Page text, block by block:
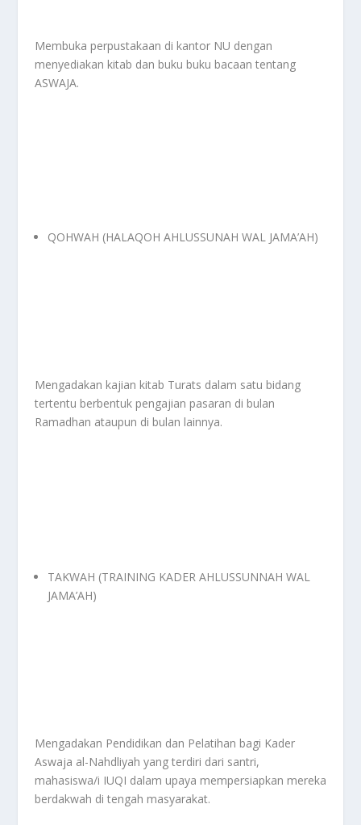
Membuka perpustakaan di kantor NU dengan
menyediakan kitab dan buku buku bacaan tentang
ASWAJA.
QOHWAH (HALAQOH AHLUSSUNAH WAL JAMA’AH)
Mengadakan kajian kitab Turats dalam satu bidang
tertentu berbentuk pengajian pasaran di bulan
Ramadhan ataupun di bulan lainnya.
TAKWAH (TRAINING KADER AHLUSSUNNAH WAL
JAMA’AH)
Mengadakan Pendidikan dan Pelatihan bagi Kader
Aswaja al-Nahdliyah yang terdiri dari santri,
mahasiswa/i IUQI dalam upaya mempersiapkan mereka
berdakwah di tengah masyarakat.